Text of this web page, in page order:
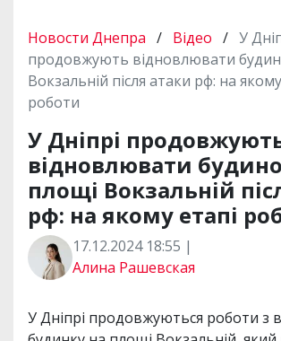
Новости Днепра / Відео / У
продовжують відновлювати
Вокзальній після атаки рф: на
роботи
У Дніпрі
відновлювати
площі Вокзальній
рф: на якому етапі
17.12.2024 18:55 |
Алина Рашевская
У Дніпрі продовжуються роботи з